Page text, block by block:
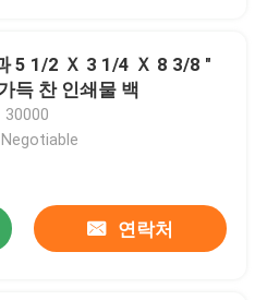
5 1/2 Ｘ 3 1/4 Ｘ 8 3/8 "
득 찬 인쇄물 백
30000
연락처